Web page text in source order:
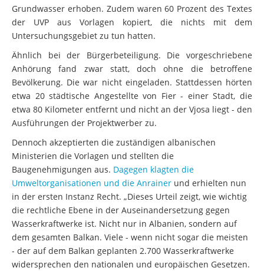
Grundwasser erhoben. Zudem waren 60 Prozent des Textes
der UVP aus Vorlagen kopiert, die nichts mit dem
Untersuchungsgebiet zu tun hatten.
Ähnlich bei der Bürgerbeteiligung. Die vorgeschriebene
Anhörung fand zwar statt, doch ohne die betroffene
Bevölkerung. Die war nicht eingeladen. Stattdessen hörten
etwa 20 städtische Angestellte von Fier - einer Stadt, die
etwa 80 Kilometer entfernt und nicht an der Vjosa liegt - den
Ausführungen der Projektwerber zu.
Dennoch akzeptierten die zuständigen albanischen
Ministerien die Vorlagen und stellten die
Baugenehmigungen aus. Dagegen klagten die
Umweltorganisationen und die Anrainer und erhielten nun
in der ersten Instanz Recht. „Dieses Urteil zeigt, wie wichtig
die rechtliche Ebene in der Auseinandersetzung gegen
Wasserkraftwerke ist. Nicht nur in Albanien, sondern auf
dem gesamten Balkan. Viele - wenn nicht sogar die meisten
- der auf dem Balkan geplanten 2.700 Wasserkraftwerke
widersprechen den nationalen und europäischen Gesetzen.